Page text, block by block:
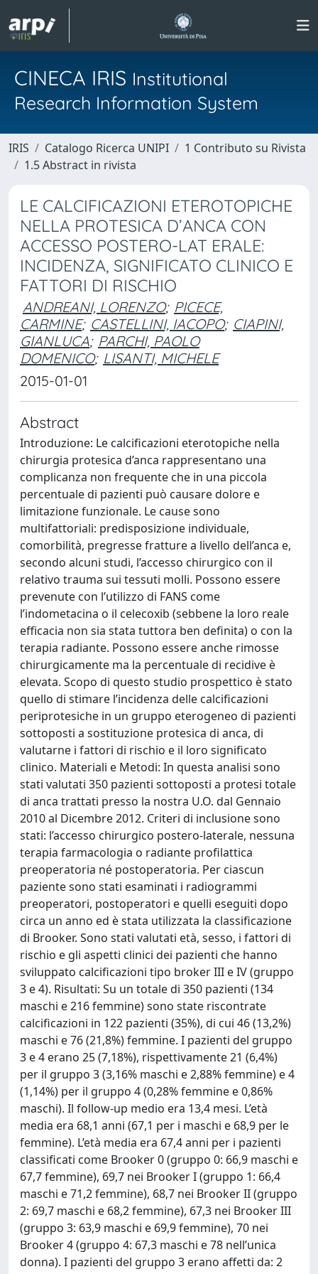
CINECA IRIS Institutional
Research Information System
IRIS Catalogo Ricerca UNIPI
1 Contributo su Rivista
1.5 Abstract in rivista
LE CALCIFICAZIONI ETEROTOPICHE
NELLA PROTESICA D’ANCA CON
ACCESSO POSTERO-LAT ERALE:
INCIDENZA, SIGNIFICATO CLINICO E
FATTORI DI RISCHIO
ANDREANI, LORENZO; PICECE,
CARMINE; CASTELLINI, IACOPO; CIAPINI,
GIANLUCA; PARCHI, PAOLO
DOMENICO; LISANTI, MICHELE
2015-01-01
Abstract
Introduzione: Le calcificazioni eterotopiche nella
chirurgia protesica d’anca rappresentano una
complicanza non frequente che in una piccola
percentuale di pazienti può causare dolore e
limitazione funzionale. Le cause sono
multifattoriali: predisposizione individuale,
comorbilità, pregresse fratture a livello dell’anca e,
secondo alcuni studi, l’accesso chirurgico con il
relativo trauma sui tessuti molli. Possono essere
prevenute con l’utilizzo di FANS come
l’indometacina o il celecoxib (sebbene la loro reale
efficacia non sia stata tuttora ben definita) o con la
terapia radiante. Possono essere anche rimosse
chirurgicamente ma la percentuale di recidive è
elevata. Scopo di questo studio prospettico è stato
quello di stimare l’incidenza delle calcificazioni
periprotesiche in un gruppo eterogeneo di pazienti
sottoposti a sostituzione protesica di anca, di
valutarne i fattori di rischio e il loro significato
clinico. Materiali e Metodi: In questa analisi sono
stati valutati 350 pazienti sottoposti a protesi totale
di anca trattati presso la nostra U.O. dal Gennaio
2010 al Dicembre 2012. Criteri di inclusione sono
stati: l’accesso chirurgico postero-laterale, nessuna
terapia farmacologia o radiante profilattica
preoperatoria né postoperatoria. Per ciascun
paziente sono stati esaminati i radiogrammi
preoperatori, postoperatori e quelli eseguiti dopo
circa un anno ed è stata utilizzata la classificazione
di Brooker. Sono stati valutati età, sesso, i fattori di
rischio e gli aspetti clinici dei pazienti che hanno
sviluppato calcificazioni tipo broker III e IV (gruppo
3 e 4). Risultati: Su un totale di 350 pazienti (134
maschi e 216 femmine) sono state riscontrate
calcificazioni in 122 pazienti (35%), di cui 46 (13,2%)
maschi e 76 (21,8%) femmine. I pazienti del gruppo
3 e 4 erano 25 (7,18%), rispettivamente 21 (6,4%)
per il gruppo 3 (3,16% maschi e 2,88% femmine) e 4
(1,14%) per il gruppo 4 (0,28% femmine e 0,86%
maschi). Il follow-up medio era 13,4 mesi. L’età
media era 68,1 anni (67,1 per i maschi e 68,9 per le
femmine). L’età media era 67,4 anni per i pazienti
classificati come Brooker 0 (gruppo 0: 66,9 maschi e
67,7 femmine), 69,7 nei Brooker I (gruppo 1: 66,4
maschi e 71,2 femmine), 68,7 nei Brooker II (gruppo
2: 69,7 maschi e 68,2 femmine), 67,3 nei Brooker III
(gruppo 3: 63,9 maschi e 69,9 femmine), 70 nei
Brooker 4 (gruppo 4: 67,3 maschi e 78 nell’unica
donna). I pazienti del gruppo 3 erano affetti da: 2